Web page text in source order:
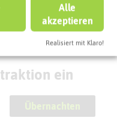
ein
Übernachten
Alle
akzeptieren
Realisiert mit Klaro!